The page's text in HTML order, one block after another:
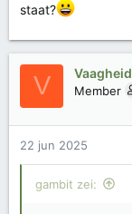
staat?
V Vaagheid
Member
22 jun 2025
gambit zei: